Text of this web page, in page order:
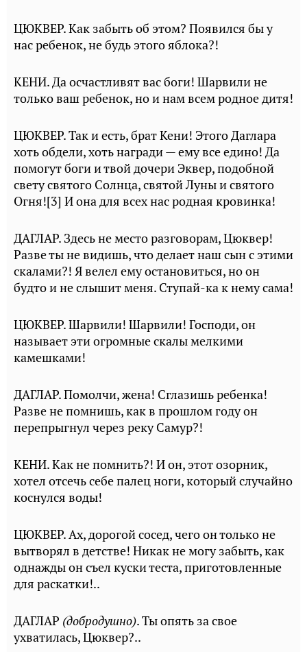
ЦЮКВЕР. Как забыть об этом? Появился бы у
нас ребенок, не будь этого яблока?!
КЕНИ. Да осчастливят вас боги! Шарвили не
только ваш ребенок, но и нам всем родное дитя!
ЦЮКВЕР. Так и есть, брат Кени! Этого Даглара
хоть обдели, хоть награди — ему все едино! Да
помогут боги и твой дочери Эквер, подобной
свету святого Солнца, святой Луны и святого
Огня![3] И она для всех нас родная кровинка!
ДАГЛАР. Здесь не место разговорам, Цюквер!
Разве ты не видишь, что делает наш сын с этими
скалами?! Я велел ему остановиться, но он
будто и не слышит меня. Ступай-ка к нему сама!
ЦЮКВЕР. Шарвили! Шарвили! Господи, он
называет эти огромные скалы мелкими
камешками!
ДАГЛАР. Помолчи, жена! Сглазишь ребенка!
Разве не помнишь, как в прошлом году он
перепрыгнул через реку Самур?!
КЕНИ. Как не помнить?! И он, этот озорник,
хотел отсечь себе палец ноги, который случайно
коснулся воды!
ЦЮКВЕР. Ах, дорогой сосед, чего он только не
вытворял в детстве! Никак не могу забыть, как
однажды он съел куски теста, приготовленные
для раскатки!..
ДАГЛАР (добродушно). Ты опять за свое
ухватилась, Цюквер?..